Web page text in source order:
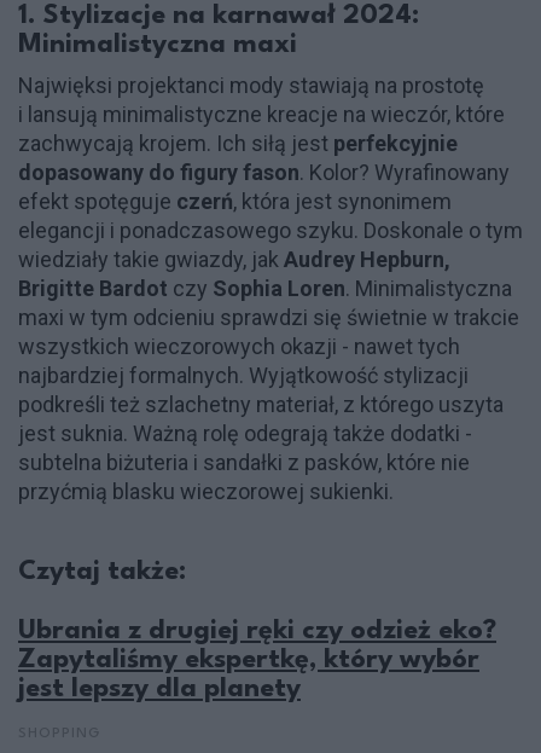
1. Stylizacje na karnawał 2024:
Minimalistyczna maxi
Najwięksi projektanci mody stawiają na prostotę
i lansują minimalistyczne kreacje na wieczór, które
zachwycają krojem. Ich siłą jest perfekcyjnie
dopasowany do figury fason. Kolor? Wyrafinowany
efekt spotęguje czerń, która jest synonimem
elegancji i ponadczasowego szyku. Doskonale o tym
wiedziały takie gwiazdy, jak Audrey Hepburn,
Brigitte Bardot czy Sophia Loren. Minimalistyczna
maxi w tym odcieniu sprawdzi się świetnie w trakcie
wszystkich wieczorowych okazji - nawet tych
najbardziej formalnych. Wyjątkowość stylizacji
podkreśli też szlachetny materiał, z którego uszyta
jest suknia. Ważną rolę odegrają także dodatki -
subtelna biżuteria i sandałki z pasków, które nie
przyćmią blasku wieczorowej sukienki.
Czytaj także:
Ubrania z drugiej ręki czy odzież eko?
Zapytaliśmy ekspertkę, który wybór
jest lepszy dla planety